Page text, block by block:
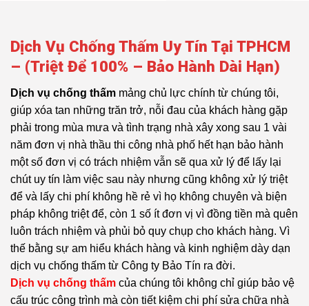
Dịch Vụ Chống Thấm Uy Tín Tại TPHCM
– (Triệt Để 100% – Bảo Hành Dài Hạn)
Dịch vụ chống thấm mảng chủ lực chính từ chúng tôi,
giúp xóa tan những trăn trở, nỗi đau của khách hàng gặp
phải trong mùa mưa và tình trạng nhà xây xong sau 1 vài
năm đơn vị nhà thầu thi công nhà phố hết hạn bảo hành
một số đơn vị có trách nhiệm vẫn sẽ qua xử lý để lấy lại
chút uy tín làm việc sau này nhưng cũng không xử lý triệt
để và lấy chi phí không hề rẻ vì họ không chuyên và biện
pháp không triệt để, còn 1 số ít đơn vị vì đồng tiền mà quên
luôn trách nhiệm và phủi bỏ quy chụp cho khách hàng. Vì
thế bằng sự am hiểu khách hàng và kinh nghiệm dày dạn
dịch vụ chống thấm từ Công ty Bảo Tín ra đời.
Dịch vụ chống thấm của chúng tôi không chỉ giúp bảo vệ
cấu trúc công trình mà còn tiết kiệm chi phí sửa chữa nhà